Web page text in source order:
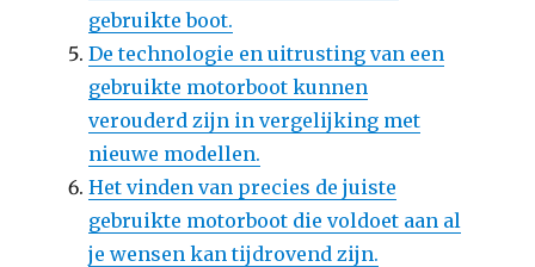
gebruikte boot.
De technologie en uitrusting van een
gebruikte motorboot kunnen
verouderd zijn in vergelijking met
nieuwe modellen.
Het vinden van precies de juiste
gebruikte motorboot die voldoet aan al
je wensen kan tijdrovend zijn.